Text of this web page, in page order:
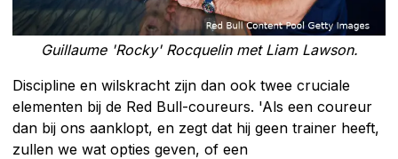
Guillaume 'Rocky' Rocquelin met Liam Lawson.
Discipline en wilskracht zijn dan ook twee cruciale
elementen bij de Red Bull-coureurs. 'Als een coureur
dan bij ons aanklopt, en zegt dat hij geen trainer heeft,
zullen we wat opties geven, of een